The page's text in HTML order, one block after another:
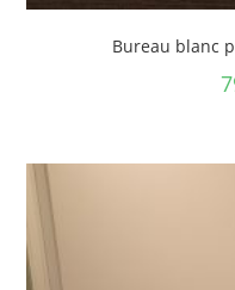
Bureau blanc